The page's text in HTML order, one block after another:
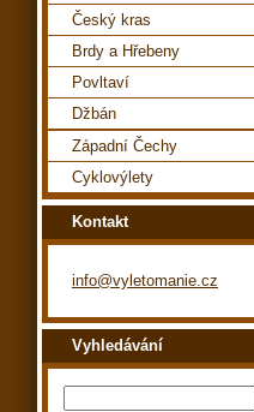
Český kras
Brdy a Hřebeny
Povltaví
Džbán
Západní Čechy
Cyklovýlety
Kontakt
info@vyletomanie.cz
Vyhledávání